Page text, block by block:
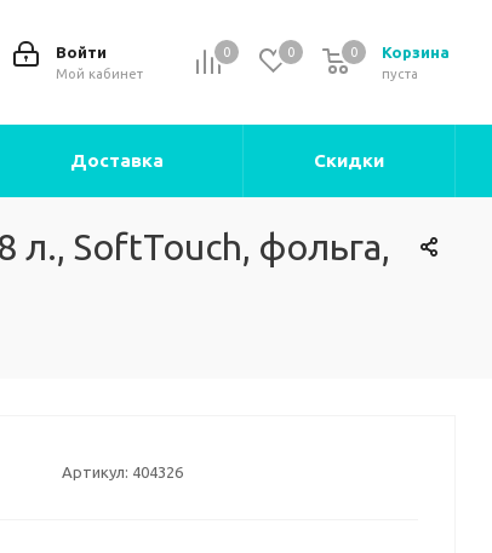
0 0 Корзина
0
пуста
0
Войти
Мой кабинет
Доставка Скидки
SoftTouch, фольга,
Артикул: 404326